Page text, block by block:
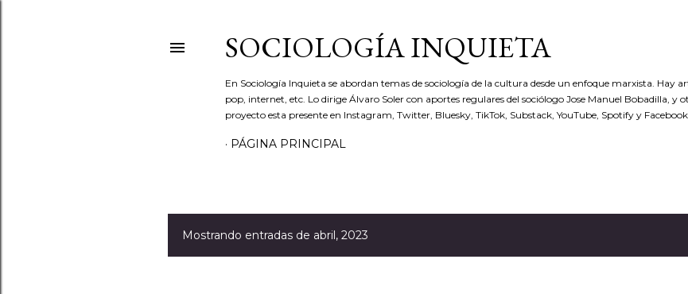
SOCIOLOGÍA INQUIETA
En Sociología Inquieta se abordan temas de sociología de la cultura desde un enfoque marxista. Hay
pop, internet, etc. Lo dirige Álvaro Soler con aportes regulares del sociólogo Jose Manuel Bobadilla, y
proyecto esta presente en Instagram, Twitter, Bluesky, TikTok, Substack, YouTube, Spotify y
PÁGINA PRINCIPAL
EMostrando entradas de abril, 2023